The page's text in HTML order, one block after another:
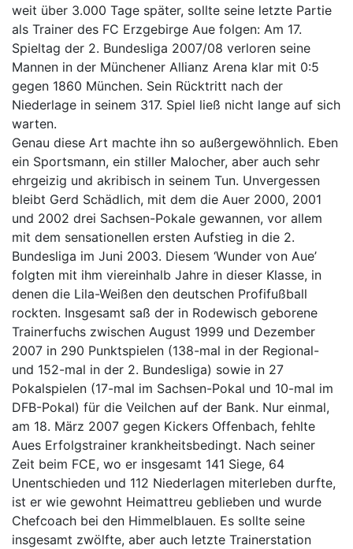
weit über 3.000 Tage später, sollte seine letzte Partie
als Trainer des FC Erzgebirge Aue folgen: Am 17.
Spieltag der 2. Bundesliga 2007/08 verloren seine
Mannen in der Münchener Allianz Arena klar mit 0:5
gegen 1860 München. Sein Rücktritt nach der
Niederlage in seinem 317. Spiel ließ nicht lange auf sich
warten.
Genau diese Art machte ihn so außergewöhnlich. Eben
ein Sportsmann, ein stiller Malocher, aber auch sehr
ehrgeizig und akribisch in seinem Tun. Unvergessen
bleibt Gerd Schädlich, mit dem die Auer 2000, 2001
und 2002 drei Sachsen-Pokale gewannen, vor allem
mit dem sensationellen ersten Aufstieg in die 2.
Bundesliga im Juni 2003. Diesem ‘Wunder von Aue’
folgten mit ihm viereinhalb Jahre in dieser Klasse, in
denen die Lila-Weißen den deutschen Profifußball
rockten. Insgesamt saß der in Rodewisch geborene
Trainerfuchs zwischen August 1999 und Dezember
2007 in 290 Punktspielen (138-mal in der Regional-
und 152-mal in der 2. Bundesliga) sowie in 27
Pokalspielen (17-mal im Sachsen-Pokal und 10-mal im
DFB-Pokal) für die Veilchen auf der Bank. Nur einmal,
am 18. März 2007 gegen Kickers Offenbach, fehlte
Aues Erfolgstrainer krankheitsbedingt. Nach seiner
Zeit beim FCE, wo er insgesamt 141 Siege, 64
Unentschieden und 112 Niederlagen miterleben durfte,
ist er wie gewohnt Heimattreu geblieben und wurde
Chefcoach bei den Himmelblauen. Es sollte seine
insgesamt zwölfte, aber auch letzte Trainerstation